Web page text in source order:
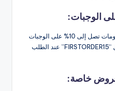
الوجبات:
يمكنك الاستفادة من خصومات تصل إلى 10% على الوجبات
مثل “FIRSTORDER15” عند الطلب
خاصة: